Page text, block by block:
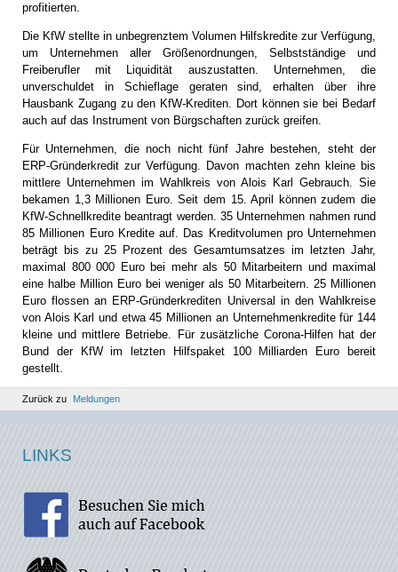
profitierten.
Die KfW stellte in unbegrenztem Volumen Hilfskredite zur Verfügung,
um Unternehmen aller Größenordnungen, Selbstständige und
Freiberufler mit Liquidität auszustatten. Unternehmen, die
unverschuldet in Schieflage geraten sind, erhalten über ihre
Hausbank Zugang zu den KfW-Krediten. Dort können sie bei Bedarf
auch auf das Instrument von Bürgschaften zurück greifen.
Für Unternehmen, die noch nicht fünf Jahre bestehen, steht der
ERP-Gründerkredit zur Verfügung. Davon machten zehn kleine bis
mittlere Unternehmen im Wahlkreis von Alois Karl Gebrauch. Sie
bekamen 1,3 Millionen Euro. Seit dem 15. April können zudem die
KfW-Schnellkredite beantragt werden. 35 Unternehmen nahmen rund
85 Millionen Euro Kredite auf. Das Kreditvolumen pro Unternehmen
beträgt bis zu 25 Prozent des Gesamtumsatzes im letzten Jahr,
maximal 800 000 Euro bei mehr als 50 Mitarbeitern und maximal
eine halbe Million Euro bei weniger als 50 Mitarbeitern. 25 Millionen
Euro flossen an ERP-Gründerkrediten Universal in den Wahlkreise
von Alois Karl und etwa 45 Millionen an Unternehmenkredite für 144
kleine und mittlere Betriebe. Für zusätzliche Corona-Hilfen hat der
Bund der KfW im letzten Hilfspaket 100 Milliarden Euro bereit
gestellt.
Zurück zu Meldungen
LINKS